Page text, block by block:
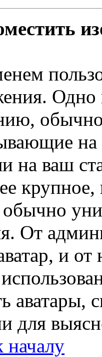
обычно
на ваш
крупное,
обычно
От
и от
аватары,
для
началу